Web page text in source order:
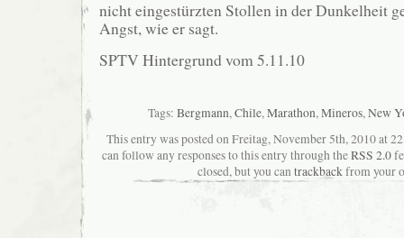
nicht eingestürzten Stollen in der Dunkelheit
Angst, wie er sagt.
SPTV Hintergrund vom 5.11.10
Tags: Bergmann, Chile, Marathon, Mineros, New
This entry was posted on Freitag, November 5th, 2010 at
can follow any responses to this entry through theRSS 2.0
closed, but you cantrackbackfrom your